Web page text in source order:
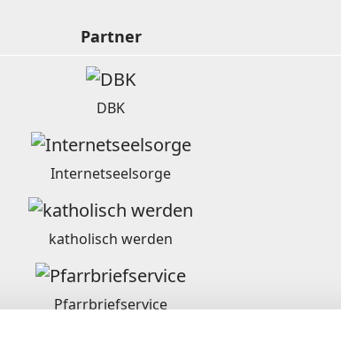
Partner
DBK
Internetseelsorge
katholisch werden
Pfarrbriefservice